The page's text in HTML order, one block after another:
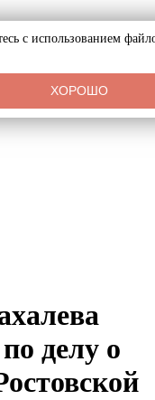
делу о
с использованием
ХОРОШО